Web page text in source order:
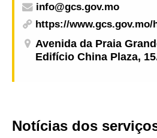
Governo Central
info@gcs.gov.mo
https://www.gcs.gov.mo/
Avenida da Praia
Edifício China Plaza,
Notícias dos